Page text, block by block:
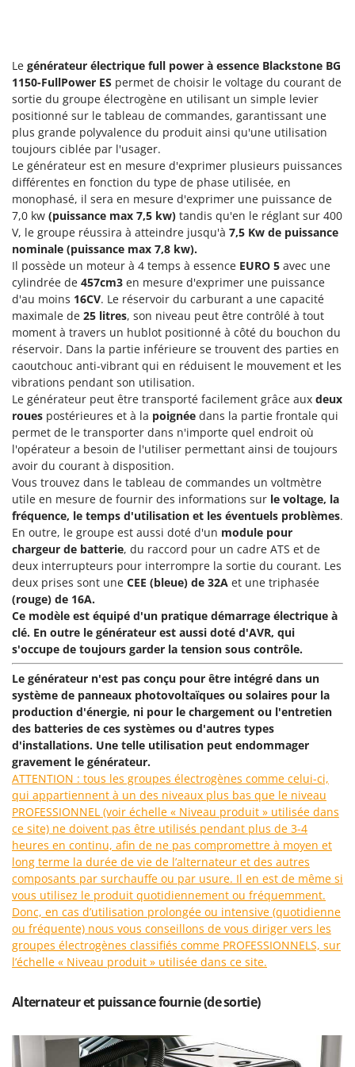
H
Haches - Cognées et Hachettes
Hachoirs à viande
Herses à Dents
Herses Rotatives
L
Lames à neige
Lames niveleuses pour tracteur
Lave-vitres
Lieuses électriques pour vignes
M
Machines à pâtes
Machines pour la transformation des fruits
Machines sous vide
Motobineuses
Motoculteurs
Motofaucheuses
Motopompes pour irrigation
Moulins à céréales électriques
Moulins à farine
N
Nettoyeurs et Balais à vapeur
Nettoyeurs haute pression
Nettoyeurs tapis, moquettes et tapisseries
P
Peignes vibreurs et Secoueurs à olives
Pelles rétros pour tracteur
Perches Élagueuses
Pétrins à Spirale
Piscines
Planteuses de pommes de terre pour tracteur
Plateaux de coupe pour tracteur
Plumeuses
Pompes d'irrigation à tracteur
Pompes de transfert
Pompes immergées électriques
Postes à souder
Poussoirs à saucisse
Presses à pellets
Pressoirs à Raisin
Edilmark
Effeuno
Einhell
Elegen
Energy Gruppi
Enotecnica Pillan
Eschenfelder
EuroMech
Eurosystems
F
FAC
Fama Industrie
Famag
Famur
FARMER
FBC
Ferrari Group
Ferroni
Ferrua
FIAC
FIEM
Fimar
FINI
Fiorentini
Fiskars
Flymo
Fontana Forni
Forest Master
Francini
G
G3 Ferrari
Gardena
Garofalo
GeoTech
GeoTech Pro
Gierre
Ginko - MGM
Gipeco
Girmi
Gre
GreenBay
Greenworks
Le générateur électrique full power à essence Blackstone BG
1150-FullPower ES permet de choisir le voltage du courant de
sortie du groupe électrogène en utilisant un simple levier
positionné sur le tableau de commandes, garantissant une
plus grande polyvalence du produit ainsi qu'une utilisation
toujours ciblée par l'usager.
Le générateur est en mesure d'exprimer plusieurs puissances
différentes en fonction du type de phase utilisée, en
monophasé, il sera en mesure d'exprimer une puissance de
7,0 kw (puissance max 7,5 kw) tandis qu'en le réglant sur 400
V, le groupe réussira à atteindre jusqu'à 7,5 Kw de puissance
nominale (puissance max 7,8 kw).
Il possède un moteur à 4 temps à essence EURO 5 avec une
cylindrée de 457cm3 en mesure d'exprimer une puissance
d'au moins 16CV. Le réservoir du carburant a une capacité
maximale de 25 litres, son niveau peut être contrôlé à tout
moment à travers un hublot positionné à côté du bouchon du
réservoir. Dans la partie inférieure se trouvent des parties en
caoutchouc anti-vibrant qui en réduisent le mouvement et les
vibrations pendant son utilisation.
Le générateur peut être transporté facilement grâce aux deux
roues postérieures et à la poignée dans la partie frontale qui
permet de le transporter dans n'importe quel endroit où
l'opérateur a besoin de l'utiliser permettant ainsi de toujours
avoir du courant à disposition.
Vous trouvez dans le tableau de commandes un voltmètre
utile en mesure de fournir des informations sur le voltage, la
fréquence, le temps d'utilisation et les éventuels problèmes.
En outre, le groupe est aussi doté d'un module pour
chargeur de batterie, du raccord pour un cadre ATS et de
deux interrupteurs pour interrompre la sortie du courant. Les
deux prises sont une CEE (bleue) de 32A et une triphasée
(rouge) de 16A.
Ce modèle est équipé d'un pratique démarrage électrique à
clé. En outre le générateur est aussi doté d'AVR, qui
s'occupe de toujours garder la tension sous contrôle.
Le générateur n'est pas conçu pour être intégré dans un
système de panneaux photovoltaïques ou solaires pour la
production d'énergie, ni pour le chargement ou l'entretien
des batteries de ces systèmes ou d'autres types
d'installations. Une telle utilisation peut endommager
gravement le générateur.
ATTENTION : tous les groupes électrogènes comme celui-ci,
qui appartiennent à un des niveaux plus bas que le niveau
PROFESSIONNEL (voir échelle « Niveau produit » utilisée dans
ce site) ne doivent pas être utilisés pendant plus de 3-4
heures en continu, afin de ne pas compromettre à moyen et
long terme la durée de vie de l’alternateur et des autres
composants par surchauffe ou par usure. Il en est de même si
vous utilisez le produit quotidiennement ou fréquemment.
Donc, en cas d’utilisation prolongée ou intensive (quotidienne
ou fréquente) nous vous conseillons de vous diriger vers les
groupes électrogènes classifiés comme PROFESSIONNELS, sur
l’échelle « Niveau produit » utilisée dans ce site.
Alternateur et puissance fournie (de sortie)